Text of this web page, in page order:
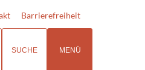
Barrierefreiheit
SUCHE MENÜ